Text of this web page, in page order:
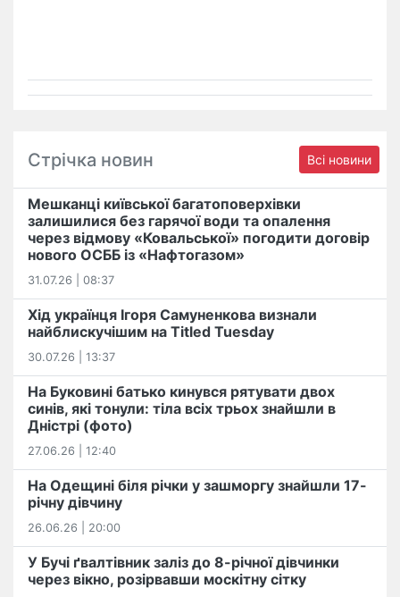
Стрічка новин Всі новини
Мешканці київської багатоповерхівки
залишилися без гарячої води та опалення
через відмову «Ковальської» погодити договір
нового ОСББ із «Нафтогазом»
31.07.26 | 08:37
Хід українця Ігоря Самуненкова визнали
найблискучішим на Titled Tuesday
30.07.26 | 13:37
На Буковині батько кинувся рятувати двох
синів, які тонули: тіла всіх трьох знайшли в
Дністрі (фото)
27.06.26 | 12:40
На Одещині біля річки у зашморгу знайшли 17-
річну дівчину
26.06.26 | 20:00
У Бучі ґвалтівник заліз до 8-річної дівчинки
через вікно, розірвавши москітну сітку